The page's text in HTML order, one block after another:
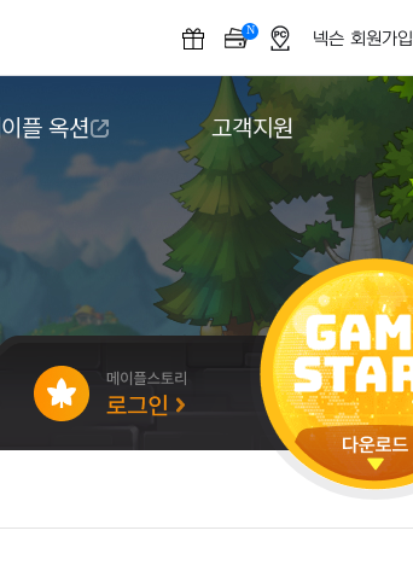
N OFF넥슨 회원가입
플 옥션 고객지원
도움말/1:1문의
버그악용/불법프로그램 신고
게임 접근성